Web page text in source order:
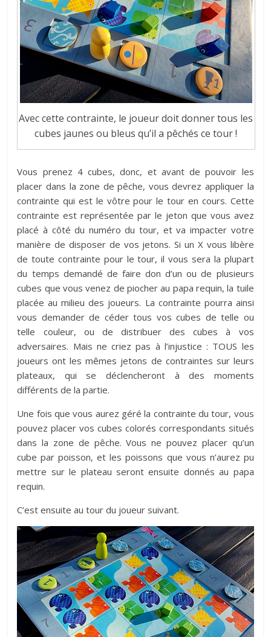
Avec cette contrainte, le joueur doit donner tous les
cubes jaunes ou bleus qu’il a pêchés ce tour !
Vous prenez 4 cubes, donc, et avant de pouvoir les
placer dans la zone de pêche, vous devrez appliquer la
contrainte qui est le vôtre pour le tour en cours. Cette
contrainte est représentée par le jeton que vous avez
placé à côté du numéro du tour, et va impacter votre
manière de disposer de vos jetons. Si un X vous libère
de toute contrainte pour le tour, il vous sera la plupart
du temps demandé de faire don d’un ou de plusieurs
cubes que vous venez de piocher au papa requin, la tuile
placée au milieu des joueurs. La contrainte pourra ainsi
vous demander de céder tous vos cubes de telle ou
telle couleur, ou de distribuer des cubes à vos
adversaires. Mais ne criez pas à l’injustice : TOUS les
joueurs ont les mêmes jetons de contraintes sur leurs
plateaux, qui se déclencheront à des moments
différents de la partie.
Une fois que vous aurez géré la contrainte du tour, vous
pouvez placer vos cubes colorés correspondants situés
dans la zone de pêche. Vous ne pouvez placer qu’un
cube par poisson, et les poissons que vous n’aurez pu
mettre sur le plateau seront ensuite donnés au papa
requin.
C’est ensuite au tour du joueur suivant.